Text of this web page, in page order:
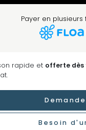
Payer en
rapide et offerte dès
Besoin